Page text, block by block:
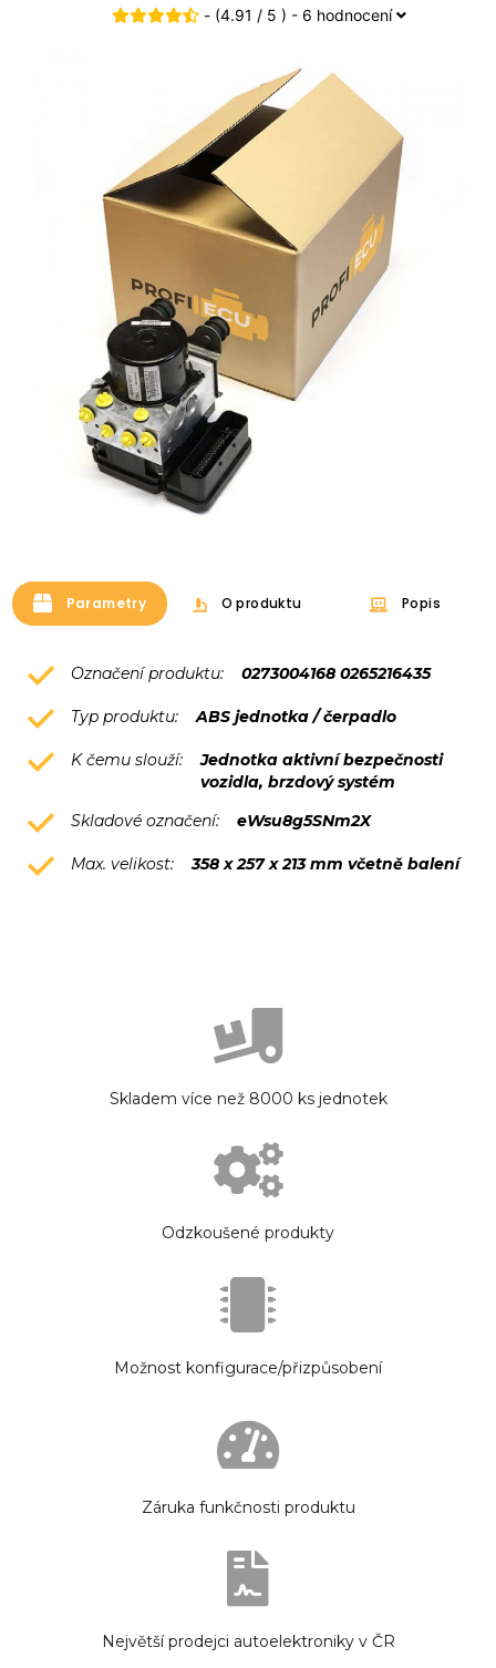
- (4.91 / 5 ) - 6 hodnocení
Parametry O produktu Popis
Označení produktu: 0273004168 0265216435
Typ produktu: ABS jednotka / čerpadlo
K čemu slouží:
Jednotka aktivní bezpečnosti
vozidla, brzdový systém
Skladové označení:
eWsu8g5SNm2X
Max. velikost: 358 x 257 x 213 mm včetně balení
Skladem více než 8000 ks jednotek
Odzkoušené produkty
Možnost konfigurace/přizpůsobení
Záruka funkčnosti produktu
Největší prodejci autoelektroniky v ČR